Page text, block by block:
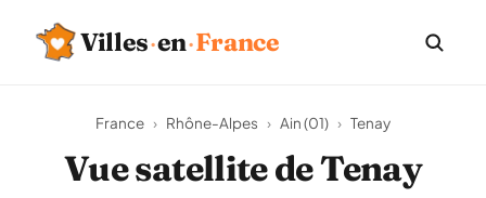
Villes·en·France
France › Rhône-Alpes › Ain (01) › Tenay
Vue satellite de Tenay